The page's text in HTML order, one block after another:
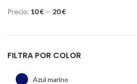
Precio: 10 € — 20 €
FILTRA POR COLOR
Azul marino